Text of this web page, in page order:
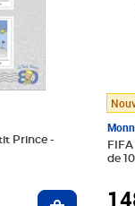
Prince -
Ajouter au
de